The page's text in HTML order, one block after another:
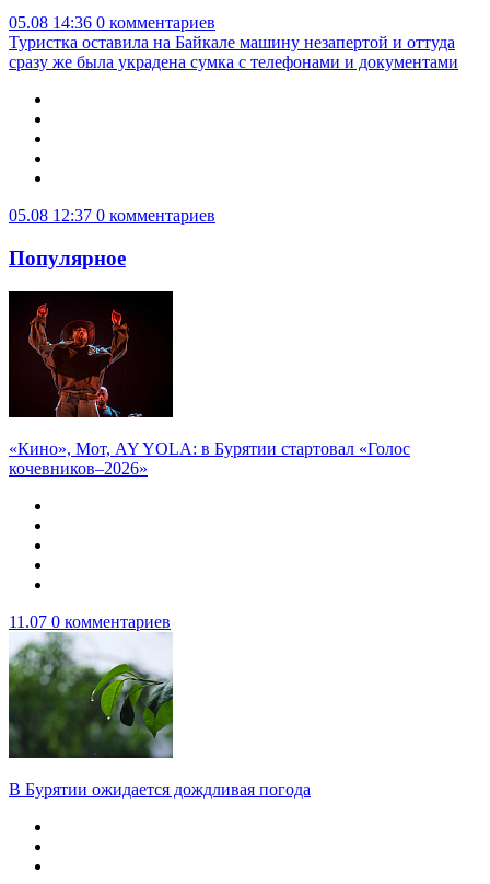
05.08 14:36 0 комментариев
Туристка оставила на Байкале машину незапертой и оттуда
сразу же была украдена сумка с телефонами и документами
05.08 12:37 0 комментариев
Популярное
«Кино», Мот, AY YOLA: в Бурятии стартовал «Голос
кочевников–2026»
11.07 0 комментариев
В Бурятии ожидается дождливая погода